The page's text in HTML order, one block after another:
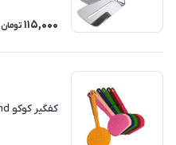
115,000 تومان
کفگیر کوکو Diamond